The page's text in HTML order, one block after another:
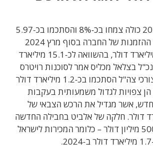
המכירות בשנת 2023 כולה צמחו בכ-8% והסתכמו בכ-5.97
מיליארד דולר. צבר ההזמנות של החברה בסוף מרץ 2024
מסתכם בכ-17.8 מיליארד דולר, בהשוואה לכ-15.1 מיליארד
בצלאל מכליס אמר לסוכנות רויטרס
שהיקף המכירות לצורכי צה"ל הסתכמו בכ-1.2 מיליארד דולר
אולם הן צפויות לגדול משמעותית בעקבות
אשר מגדיל את הרכש הצבאי של
5 מיליארד דולר. חלקה של אלביט בחבילה החדשה
צפוי להסתכם בכ-500 מיליון דולר – כלומר המכירות לישראל